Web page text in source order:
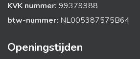
KVK nummer: 99379988
btw-nummer: NL005387575B64
Openingstijden